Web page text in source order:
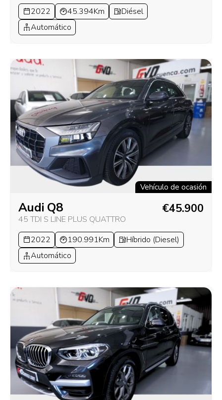
2022 45.394Km
Diésel
Automático
Vehículo de ocasión
Audi Q8
45 TDI S LINE PLUS QUATTRO
€45.900
2022 190.991Km
Híbrido (Diesel)
Automático